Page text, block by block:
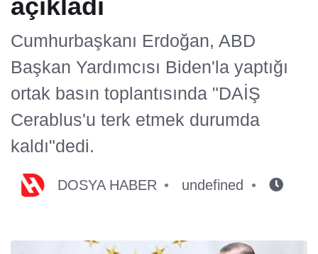
açıkladı
Cumhurbaşkanı Erdoğan, ABD
Başkan Yardımcısı Biden'la yaptığı
ortak basın toplantısında "DAİŞ
Cerablus'u terk etmek durumda
kaldı"dedi.
DOSYA HABER undefined